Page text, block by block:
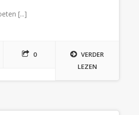
[...]
0
VERDER
LEZEN